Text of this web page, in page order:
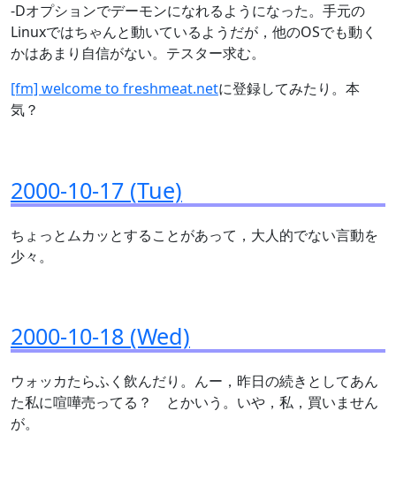
-Dオプションでデーモンになれるようになった。手元の
Linuxではちゃんと動いているようだが，他のOSでも動く
かはあまり自信がない。テスター求む。
[fm] welcome to freshmeat.netに登録してみたり。本
気？
2000-10-17 (Tue)
ちょっとムカッとすることがあって，大人的でない言動を
少々。
2000-10-18 (Wed)
ウォッカたらふく飲んだり。んー，昨日の続きとしてあん
た私に喧嘩売ってる？ とかいう。いや，私，買いません
が。